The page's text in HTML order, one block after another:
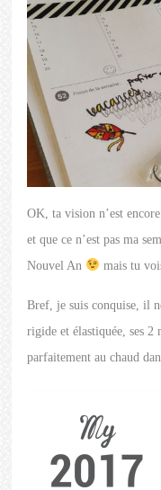
OK, ta vision n’est
et que ce n’est pas ma
Nouvel An
mais tu
Bref, je suis conquise, il
rigide et élastiquée, ses 2
parfaitement au chaud